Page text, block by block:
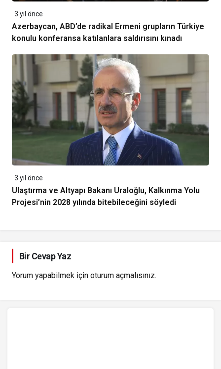
3 yıl önce
Azerbaycan, ABD’de radikal Ermeni grupların Türkiye
konulu konferansa katılanlara saldırısını kınadı
3 yıl önce
Ulaştırma ve Altyapı Bakanı Uraloğlu, Kalkınma Yolu
Projesi’nin 2028 yılında bitebileceğini söyledi
Bir Cevap Yaz
Yorum yapabilmek için oturum açmalısınız.